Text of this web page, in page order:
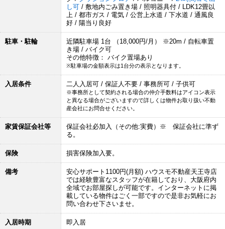
し可 / 敷地内ごみ置き場 / 照明器具付 / LDK12畳以
上 / 都市ガス / 電気 / 公営上水道 / 下水道 / 通風良
好 / 陽当り良好
駐車・駐輪
近隣駐車場 1台 （18,000円/月） ※20m / 自転車置
き場 / バイク可
その他特徴： バイク置場あり
※駐車場の金額表示は1台分の表示となります。
入居条件 二人入居可 / 保証人不要 / 事務所可 / 子供可
※事務所として契約される場合の仲介手数料はアイコン表示
と異なる場合がございますので詳しくは物件お取り扱い不動
産会社にお問合せください。
家賃保証会社等
保証会社必加入（その他:実費）※ 保証会社に準ず
る。
保険 損害保険加入要。
備考
安心サポート1100円(月額) ハウスモ不動産天王寺店
では経験豊富なスタッフが在籍しており、大阪府内
全域でお部屋探しが可能です。インターネットに掲
載している物件はごく一部ですので是非お気軽にお
問い合わせ下さいませ。
入居時期 即入居